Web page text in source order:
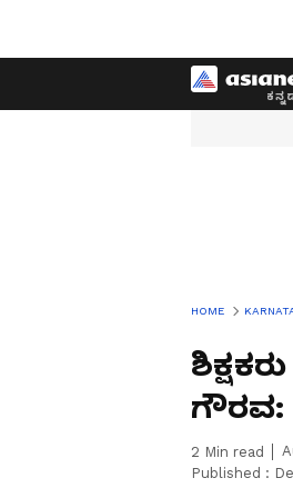
HOME
ಗೌರವ:
2 Min read
Published :